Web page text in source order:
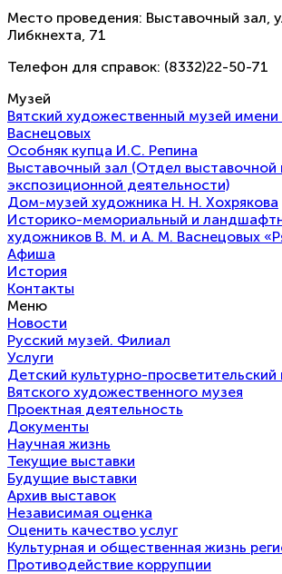
Место проведения: Выставочный зал,
Либкнехта, 71
Телефон для справок: (8332)22-50-71
Музей
Вятский художественный музей
Васнецовых
Особняк купца И.С. Репина
Выставочный зал (Отдел выставочной
экспозиционной деятельности)
Дом-музей художника Н. Н. Хохрякова
Историко-мемориальный и
художников В. М. и А. М. Васнецовых
Афиша
История
Контакты
Меню
Новости
Русский музей. Филиал
Услуги
Детский культурно-просветительский
Вятского художественного музея
Проектная деятельность
Документы
Научная жизнь
Текущие выставки
Будущие выставки
Архив выставок
Независимая оценка
Оценить качество услуг
Культурная и общественная жизнь
Противодействие коррупции